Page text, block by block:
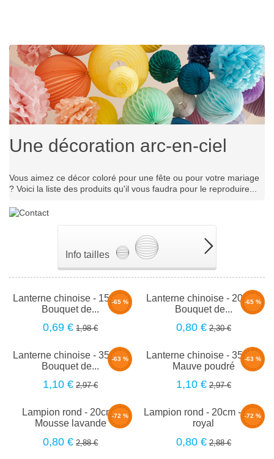
Une décoration arc-en-ciel
Vous aimez ce décor coloré pour une fête ou pour votre mariage
? Voici la liste des produits qu'il vous faudra pour le reproduire...
Info tailles
-65 %
Lanterne chinoise - 15cm -
Bouquet de...
0,69 € 1,98 €
-65 %
Lanterne chinoise - 20cm -
Bouquet de...
0,80 € 2,30 €
-63 %
Lanterne chinoise - 35cm -
Bouquet de...
1,10 € 2,97 €
-63 %
Lanterne chinoise - 35cm -
Mauve poudré
1,10 € 2,97 €
-72 %
Lampion rond - 20cm -
Mousse lavande
0,80 € 2,88 €
-72 %
Lampion rond - 20cm - Bleu
royal
0,80 € 2,88 €